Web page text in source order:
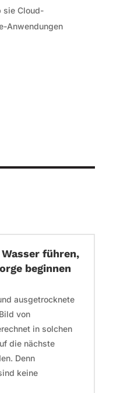
sie Cloud-
Anwendungen
führen,
beginnen
ausgetrocknete
von
in solchen
die nächste
Denn
keine